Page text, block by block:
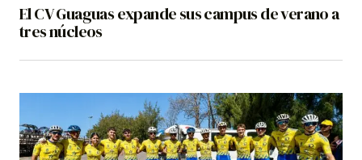
El CV Guaguas expande sus campus de verano a
tres núcleos